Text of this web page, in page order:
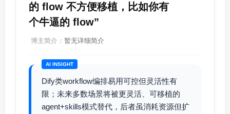
的 flow 不方便移植，比如你有
个牛逼的 flow”
博主简介： 暂无详细简介
AI INSIGHT
Dify类workflow编排易用可控但灵活性有
限；未来多数场景将被更灵活、可移植的
agent+skills模式替代，后者虽消耗资源但扩